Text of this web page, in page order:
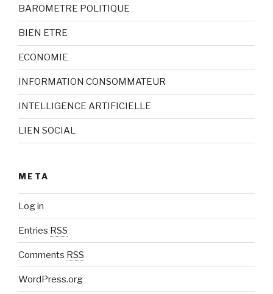
BAROMETRE POLITIQUE
BIEN ETRE
ECONOMIE
INFORMATION CONSOMMATEUR
INTELLIGENCE ARTIFICIELLE
LIEN SOCIAL
META
Log in
Entries RSS
Comments RSS
WordPress.org